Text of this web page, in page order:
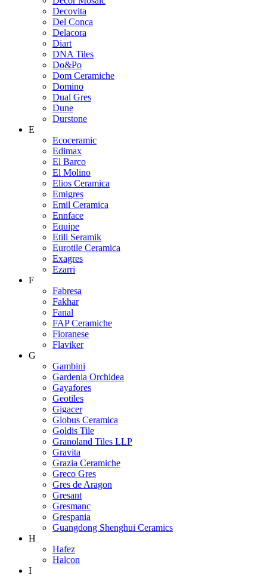
Decovita
Del Conca
Delacora
Diart
DNA Tiles
Do&Po
Dom Ceramiche
Domino
Dual Gres
Dune
Durstone
E
Ecoceramic
Edimax
El Barco
El Molino
Elios Ceramica
Emigres
Emil Ceramica
Ennface
Equipe
Etili Seramik
Eurotile Ceramica
Exagres
Ezarri
F
Fabresa
Fakhar
Fanal
FAP Ceramiche
Fioranese
Flaviker
G
Gambini
Gardenia Orchidea
Gayafores
Geotiles
Gigacer
Globus Ceramica
Goldis Tile
Granoland Tiles LLP
Gravita
Grazia Ceramiche
Greco Gres
Gres de Aragon
Gresant
Gresmanc
Grespania
Guangdong Shenghui Ceramics
H
Hafez
Halcon
I